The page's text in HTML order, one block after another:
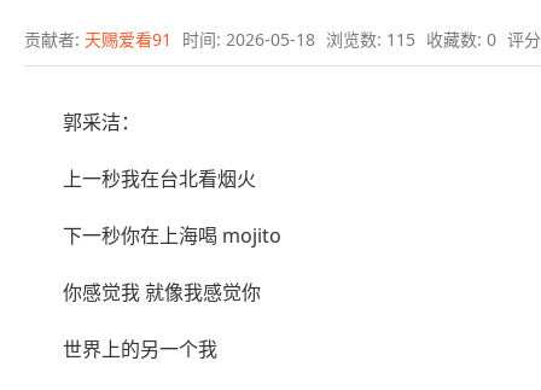
贡献者: 天赐爱看91 时间: 2026-05-18 浏览数: 115 收藏数: 0 评
郭采洁：
上一秒我在台北看烟火
下一秒你在上海喝 mojito
你感觉我 就像我感觉你
世界上的另一个我